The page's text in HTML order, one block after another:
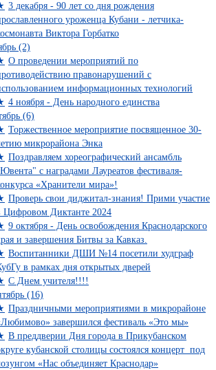
3 декабря - 90 лет со дня рождения
уроженца Кубани - летчика-
Виктора Горбатко
(2)
О проведении мероприятий по
правонарушений с
информационных технологий
4 ноября - День народного единства
(6)
Торжественное мероприятие посвященное 30-
микрорайона Энка
Поздравляем хореографический ансамбль
с наградами Лауреатов фестиваля-
«Хранители мира»!
Проверь свои диджитал-знания! Прими участие
Цифровом Диктанте 2024
9 октября - День освобождения Краснодарского
и завершения Битвы за Кавказ.
Воспитанники ДШИ №14 посетили худграф
в рамках дня открытых дверей
С Днем учителя!!!!
(16)
Праздничными мероприятиями в микрорайоне
завершился фестиваль «Это мы»
В преддверии Дня города в Прикубанском
кубанской столицы состоялся концерт под
«Нас объединяет Краснодар»